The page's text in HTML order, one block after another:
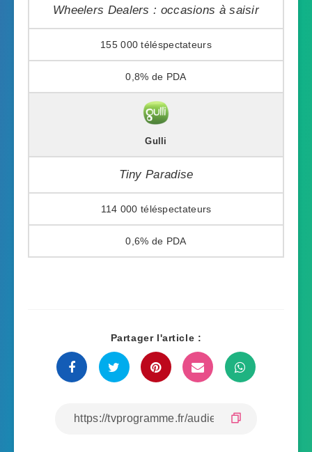
Wheelers Dealers : occasions à saisir
155 000
0,8%
Gulli
Tiny Paradise
114 000
0,6%
Partager l'article :